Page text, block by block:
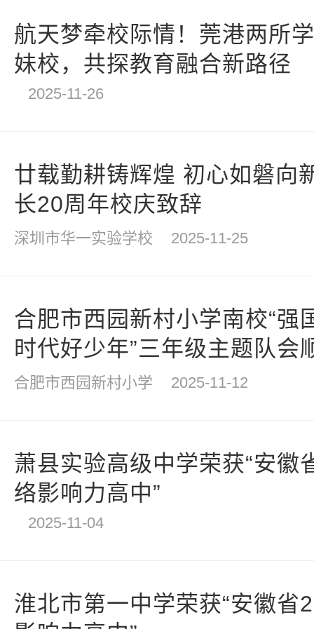
航天梦牵校际情！莞港两所
妹校，共探教育融合新路径
2025-11-26
廿载勤耕铸辉煌 初心如磐
长20周年校庆致辞
深圳市华一实验学校 2025-11-25
合肥市西园新村小学南校“强
时代好少年”三年级主题队会
合肥市西园新村小学 2025-11-12
萧县实验高级中学荣获“安徽
络影响力高中”
2025-11-04
淮北市第一中学荣获“安徽省